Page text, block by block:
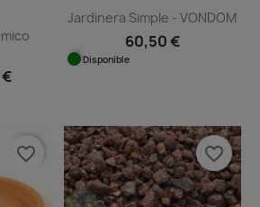
€
Jardinera Simple - VONDOM
60,50 €
Disponible
favorite_border favorite_border